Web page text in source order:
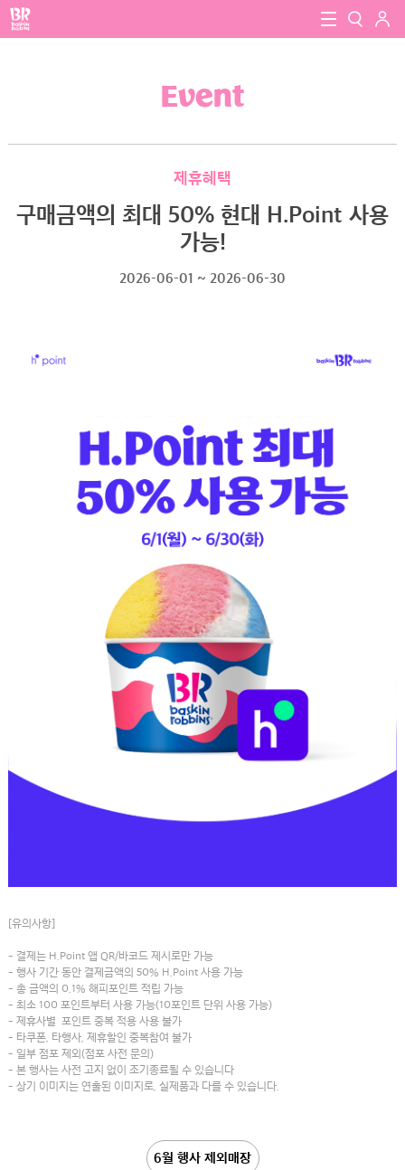
baskin robbins 검색
로그
close
Event
제휴혜택
구매금액의 최대 50% 현대 H.Point 사용
가능!
2026-06-01 ~ 2026-06-30
[유의사항]
- 결제는 H.Point 앱 QR/바코드 제시로만 가능
- 행사 기간 동안 결제금액의 50% H.Point 사용 가능
- 총 금액의 0.1% 해피포인트 적립 가능
- 최소 100 포인트부터 사용 가능(10포인트 단위 사용 가능)
- 제휴사별 포인트 중복 적용 사용 불가
- 타쿠폰, 타행사, 제휴할인 중복참여 불가
- 일부 점포 제외(점포 사전 문의)
- 본 행사는 사전 고지 없이 조기종료될 수 있습니다
- 상기 이미지는 연출된 이미지로, 실제품과 다를 수 있습니다.
6월 행사 제외매장